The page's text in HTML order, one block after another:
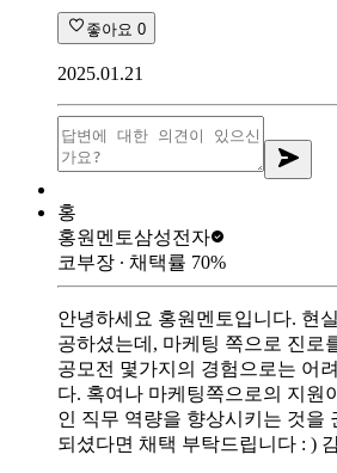
좋아요 0
2025.01.21
홍
홍원멘토삼성전자
코부장 ∙ 채택률 70%
안녕하세요 홍원멘토입니다. 현
공하셨는데, 마케팅 쪽으로 진로
공모전 몇가지의 경험으로는 어
다. 혹여나 마케팅쪽으로의 지원
인 직무 역량을 향상시키는 것을
되셨다면 채택 부탁드립니다 : )